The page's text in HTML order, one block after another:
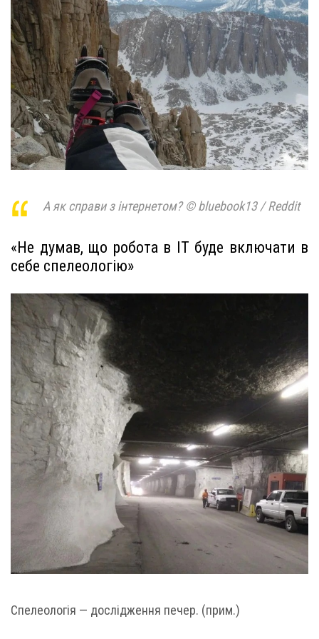
А як справи з інтернетом? © bluebook13 / Reddit
«Не думав, що робота в IT буде включати в
себе спелеологію»
Спелеологія — дослідження печер. (прим.)